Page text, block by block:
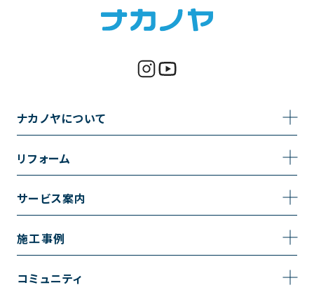
ナカノヤについて
事業内容
採用情報
リフォーム
トイレのリフォーム
キッチンのリフォーム
サービス案内
サービスの流れ
施工事例
施工事例一覧
コミュニティ